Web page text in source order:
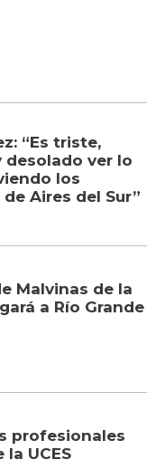
“Es triste,
desolado ver lo
los
Aires del Sur”
Malvinas de la
a Río Grande
profesionales
UCES